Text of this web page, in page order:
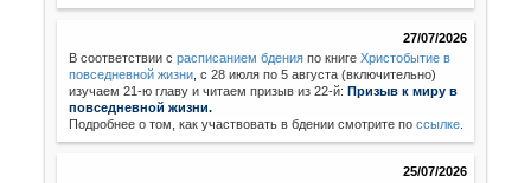
27/07/2026
В соответствии с расписанием бдения по книгеХристобытие в
повседневной жизни с 28 июля по 5 августа (включительно)
изучаем 21-ю главу и читаем призыв из 22-й: Призыв к миру в
повседневной жизни.
Подробнее о том, как участвовать в бдении смотрите поссылке
25/07/2026